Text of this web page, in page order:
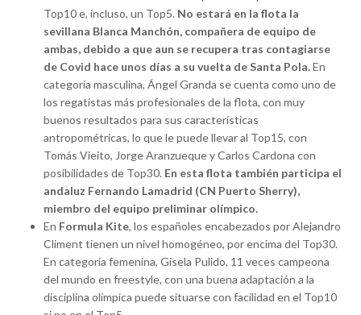
Top10 e, incluso, un Top5. No estará en la flota la
sevillana Blanca Manchón, compañera de equipo de
ambas, debido a que aun se recupera tras contagiarse
de Covid hace unos días a su vuelta de Santa Pola.En
categoría masculina, Ángel Granda se cuenta como uno de
los regatistas más profesionales de la flota, con muy
buenos resultados para sus características
antropométricas, lo que le puede llevar al Top15, con
Tomás Vieito, Jorge Aranzueque y Carlos Cardona con
posibilidades de Top30. En esta flota también participa el
andaluz Fernando Lamadrid (CN Puerto Sherry),
miembro del equipo preliminar olímpico.
En Formula Kite, los españoles encabezados por Alejandro
Climent tienen un nivel homogéneo, por encima del Top30.
En categoría femenina, Gisela Pulido, 11 veces campeona
del mundo en freestyle, con una buena adaptación a la
disciplina olímpica puede situarse con facilidad en el Top10